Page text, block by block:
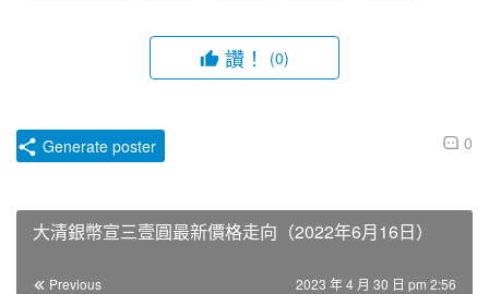
讚！ (0)
0
Generate poster
大清銀幣宣三壹圓最新價格走向（2022年6月16日）
Previous 2023 年 4 月 30 日 pm 2:56